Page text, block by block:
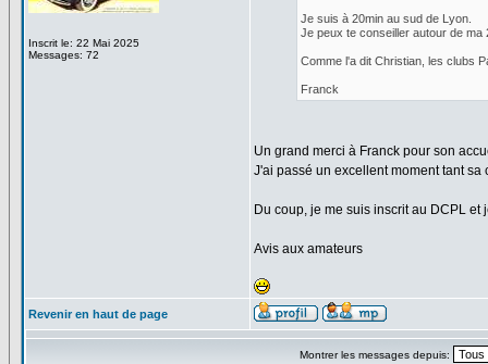
Inscrit le: 22 Mai 2025
Messages: 72
Je suis à 20min au sud de Lyon.
Je peux te conseiller autour de ma
Comme l'a dit Christian, les clubs
Franck
Un grand merci à Franck pour son
J'ai passé un excellent moment tant
Du coup, je me suis inscrit au DCPL
Avis aux amateurs
Revenir en haut de page
Montrer les messages depuis: